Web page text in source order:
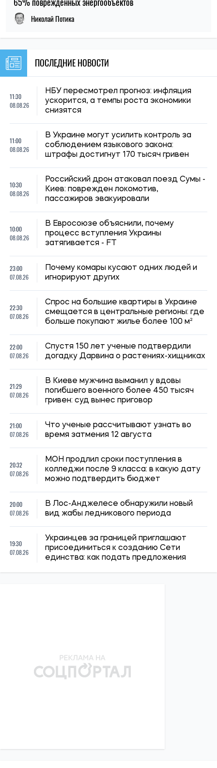
Николай Потика
ПОСЛЕДНИЕ НОВОСТИ
11:30
08.08.26
НБУ пересмотрел прогноз: инфляция
ускорится, а темпы роста экономики
снизятся
11:00
08.08.26
В Украине могут усилить контроль за
соблюдением языкового закона:
штрафы достигнут 170 тысяч гривен
10:30
08.08.26
Российский дрон атаковал поезд Сумы -
Киев: поврежден локомотив,
пассажиров эвакуировали
10:00
08.08.26
В Евросоюзе объяснили, почему
процесс вступления Украины
затягивается - FT
23:00
07.08.26
Почему комары кусают одних людей и
игнорируют других
22:30
07.08.26
Спрос на большие квартиры в Украине
смещается в центральные регионы: где
больше покупают жилье более 100 м²
22:00
07.08.26
Спустя 150 лет ученые подтвердили
догадку Дарвина о растениях-хищниках
21:29
07.08.26
В Киеве мужчина выманил у вдовы
погибшего военного более 450 тысяч
гривен: суд вынес приговор
21:00
07.08.26
Что ученые рассчитывают узнать во
время затмения 12 августа
20:32
07.08.26
МОН продлил сроки поступления в
колледжи после 9 класса: в какую дату
можно подтвердить бюджет
20:00
07.08.26
В Лос-Анджелесе обнаружили новый
вид жабы ледникового периода
19:30
07.08.26
Украинцев за границей приглашают
присоединиться к созданию Сети
единства: как подать предложения